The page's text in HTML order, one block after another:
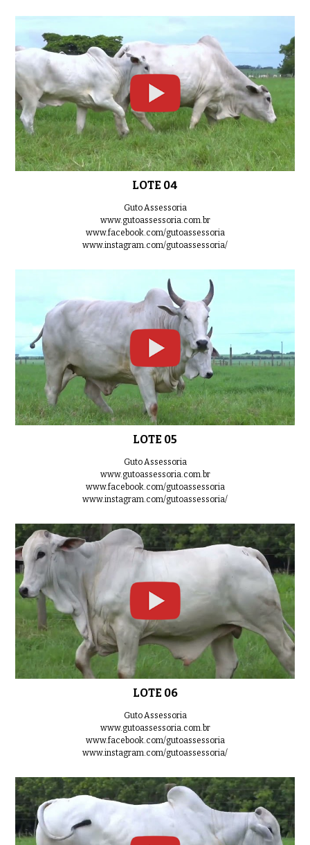
LOTE 04
Guto Assessoria
www.gutoassessoria.com.br
www.facebook.com/gutoassessoria
www.instagram.com/gutoassessoria/
LOTE 05
Guto Assessoria
www.gutoassessoria.com.br
www.facebook.com/gutoassessoria
www.instagram.com/gutoassessoria/
LOTE 06
Guto Assessoria
www.gutoassessoria.com.br
www.facebook.com/gutoassessoria
www.instagram.com/gutoassessoria/